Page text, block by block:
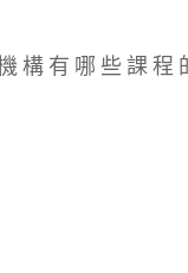
構 有 哪 些 課